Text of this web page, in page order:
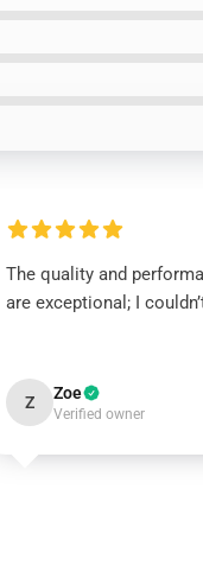
The quality and
are exceptional; I
Z Zoe
Verified owner